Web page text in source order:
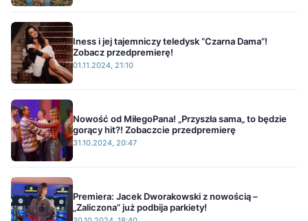
Iness i jej tajemniczy teledysk ”Czarna Dama”!
Zobacz przedpremierę!
01.11.2024, 21:10
Nowość od MiłegoPana! „Przyszła sama„ to będzie
gorący hit?! Zobaczcie przedpremierę
31.10.2024, 20:47
Premiera: Jacek Dworakowski z nowością –
„Zaliczona” już podbija parkiety!